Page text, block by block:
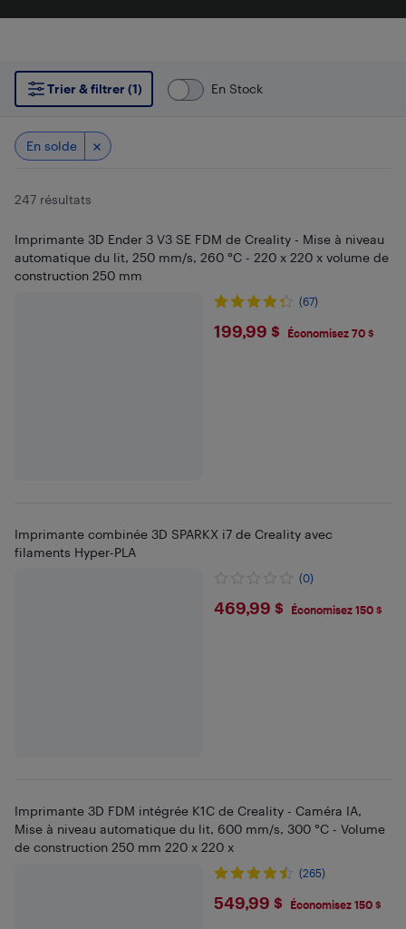
Trier & filtrer (1) En Stock
En solde
247 résultats
Imprimante 3D Ender 3 V3 SE FDM de Creality - Mise à niveau
automatique du lit, 250 mm/s, 260 °C - 220 x 220 x volume de
construction 250 mm
(67)
$199.99
199,99 $ Économisez 70 $
Imprimante combinée 3D SPARKX i7 de Creality avec
filaments Hyper-PLA
(0)
$469.99
469,99 $ Économisez 150 $
Imprimante 3D FDM intégrée K1C de Creality - Caméra IA,
Mise à niveau automatique du lit, 600 mm/s, 300 °C - Volume
de construction 250 mm 220 x 220 x
(265)
$549.99
549,99 $ Économisez 150 $